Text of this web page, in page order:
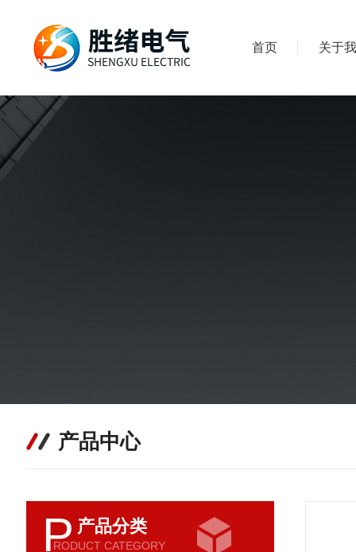
首页 关于
产品中心
P 产品分类
RODUCT CATEGORY